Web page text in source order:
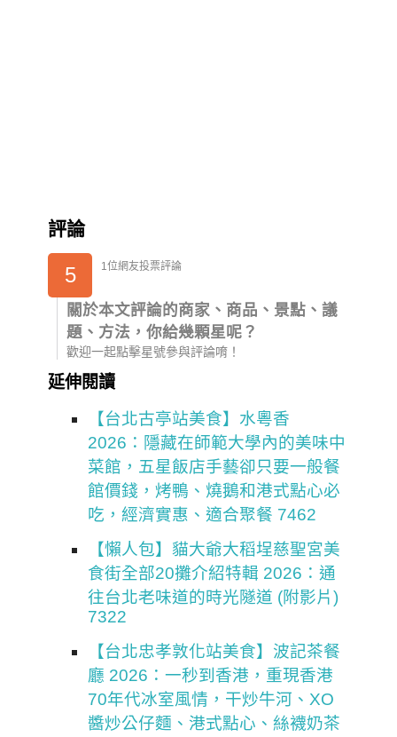
評論
5 1位網友投票評論
關於本文評論的商家、商品、景點、議
題、方法，你給幾顆星呢？
歡迎一起點擊星號參與評論唷！
延伸閱讀
【台北古亭站美食】水粵香
2026：隱藏在師範大學內的美味中
菜館，五星飯店手藝卻只要一般餐
館價錢，烤鴨、燒鵝和港式點心必
吃，經濟實惠、適合聚餐 7462
【懶人包】貓大爺大稻埕慈聖宮美
食街全部20攤介紹特輯 2026：通
往台北老味道的時光隧道 (附影片)
7322
【台北忠孝敦化站美食】波記茶餐
廳 2026：一秒到香港，重現香港
70年代冰室風情，干炒牛河、XO
醬炒公仔麵、港式點心、絲襪奶茶